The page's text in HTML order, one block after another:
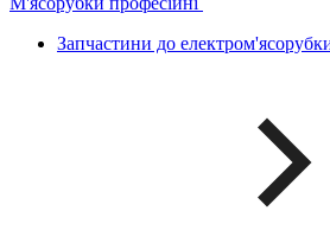
Запчастини до